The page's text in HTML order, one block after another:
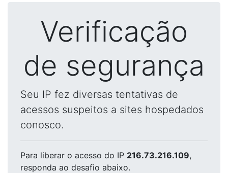
Verificação
de segurança
Seu IP fez diversas tentativas de
acessos suspeitos a sites hospedados
conosco.
Para liberar o acesso do IP 216.73.216.109,
responda ao desafio abaixo.